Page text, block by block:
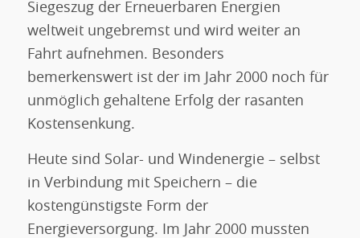
Siegeszug der Erneuerbaren Energien
weltweit ungebremst und wird weiter an
Fahrt aufnehmen. Besonders
bemerkenswert ist der im Jahr 2000 noch für
unmöglich gehaltene Erfolg der rasanten
Kostensenkung.
Heute sind Solar- und Windenergie – selbst
in Verbindung mit Speichern – die
kostengünstigste Form der
Energieversorgung. Im Jahr 2000 mussten